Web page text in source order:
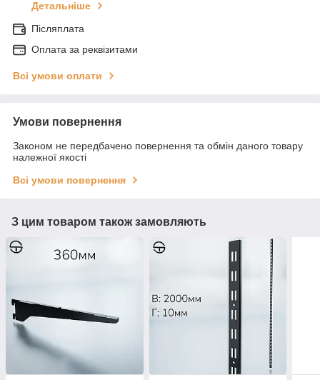
Детальніше
Післяплата
Оплата за реквізитами
Всі умови оплати
Умови повернення
Законом не передбачено повернення та обмін даного товару
належної якості
Всі умови повернення
З цим товаром також замовляють